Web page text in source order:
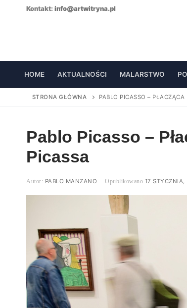
Kontakt: info@artwitryna.pl
HOME AKTUALNOŚCI MALARSTWO
STRONA GŁÓWNA PABLO PICASSO –
Pablo Picasso –
Picassa
PABLO MANZANO 17